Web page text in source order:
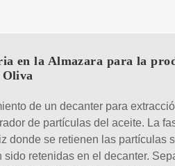
en la Almazara para la
Oliva
de un decanter para
de partículas del aceite. La
donde se retienen las partículas
sido retenidas en el decanter.